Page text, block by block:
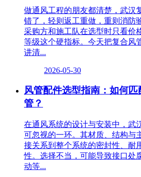
做通风工程的朋友都清楚，武汉
错了，轻则返工重做，重则消防
采购方和施工队在选型时只看价
等级这个硬指标。今天把复合风
讲清...
2026-05-30
风管配件选型指南：如何
管？
在通风系统的设计与安装中，武
可忽视的一环。其材质、结构与
接关系到整个系统的密封性、耐
性。选择不当，可能导致接口处
动等...